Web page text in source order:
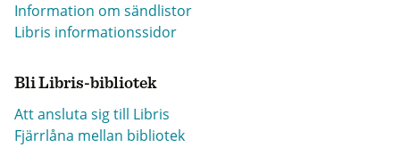
Information om sändlistor
Libris informationssidor
Bli Libris-bibliotek
Att ansluta sig till Libris
Fjärrlåna mellan bibliotek